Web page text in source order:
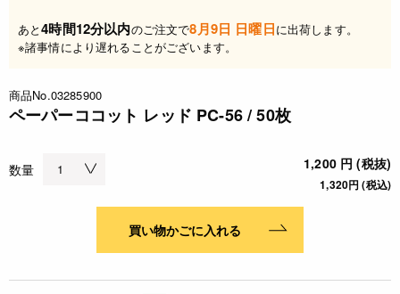
あと4時間12分以内のご注文で8月9日 日曜日に出荷します。
※諸事情により遅れることがございます。
商品No.03285900
ペーパーココット レッド PC-56 / 50枚
数量 1,200 円 (税抜)
1,320円 (税込)
買い物かごに入れる